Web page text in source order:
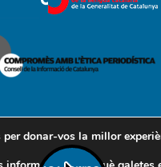
per donar-vos la millor